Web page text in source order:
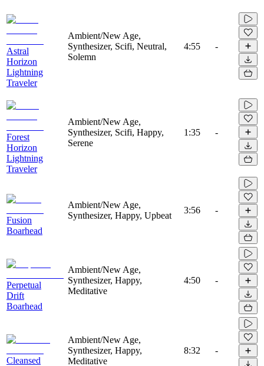
Astral
Horizon
Lightning
Traveler
Ambient/New Age,
Synthesizer, Scifi, Neutral,
Solemn
4:55 -
Forest
Horizon
Lightning
Traveler
Ambient/New Age,
Synthesizer, Scifi, Happy,
Serene
1:35 -
Fusion
Boarhead
Ambient/New Age,
Synthesizer, Happy, Upbeat
3:56 -
Perpetual
Drift
Boarhead
Ambient/New Age,
Synthesizer, Happy,
Meditative
4:50 -
Cleansed
Ambient/New Age,
Synthesizer, Happy,
Meditative
8:32 -